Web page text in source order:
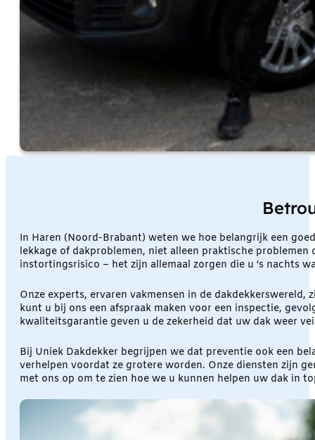
In Haren (Noord-Brabant) weten we hoe belangrijk een
lekkage of dakproblemen, niet alleen praktische
instortingsrisico – het zijn allemaal zorgen die u ‘s nachts
Onze experts, ervaren vakmensen in de
kunt u bij ons een afspraak maken voor een inspectie,
kwaliteitsgarantie geven u de zekerheid dat uw dak weer
Bij Uniek Dakdekker begrijpen we dat preventie ook een
verhelpen voordat ze grotere worden. Onze diensten zijn
met ons op om te zien hoe we u kunnen helpen uw dak in